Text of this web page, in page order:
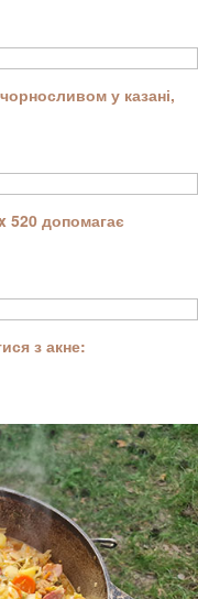
у казані,
520 допомагає
з акне: